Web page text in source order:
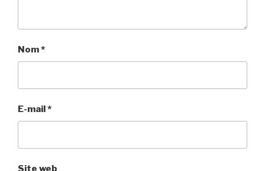
Nom*
E-mail*
Site web